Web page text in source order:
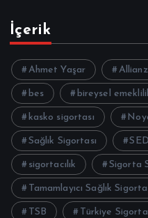
İçerik
Ahmet Yaşar
bes bireysel
kasko sigortası
Sağlık Sigortası
sigortacılık Sigorta
Tamamlayıcı Sağlık
TSB Türkiye Sigorta